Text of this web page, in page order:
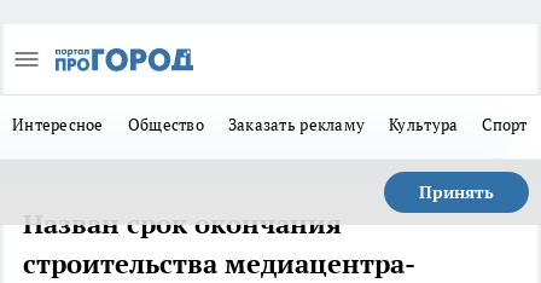
Интересное Общество Заказать рекламу Культура Спорт
Принять
Назван срок окончания
строительства медиацентра-